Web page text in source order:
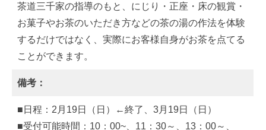
茶道三千家の指導のもと、にじり・正座・床の観賞・
お菓子やお茶のいただき方などの茶の湯の作法を体験
するだけではなく、実際にお客様自身がお茶を点てる
ことができます。
備考：
■日程：2月19日（日）←終了、3月19日（日）
■受付可能時間：10：00~、11：30～、13：00～、